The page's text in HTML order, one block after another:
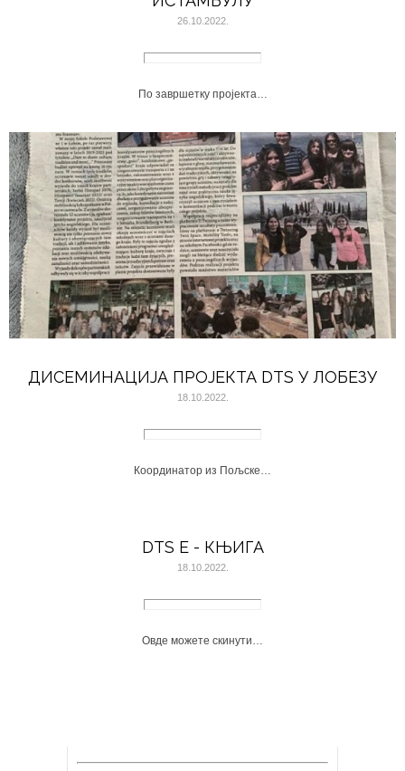
26.10.2022.
По завршетку пројекта…
ДИСЕМИНАЦИЈА ПРОЈЕКТА DTS У ЛОБЕЗУ
18.10.2022.
Координатор из Пољске…
DTS E - КЊИГА
18.10.2022.
Овде можете скинути…